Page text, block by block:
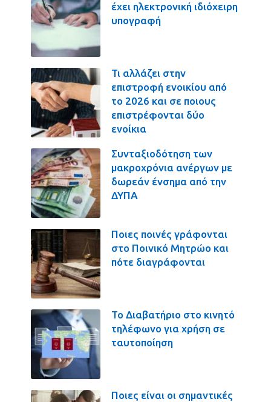
έχει ηλεκτρονική ιδιόχειρη
υπογραφή
Τι αλλάζει στην
επιστροφή ενοικίου από
το 2026 και σε ποιους
επιστρέφονται δύο
ενοίκια
Συνταξιοδότηση των
μακροχρόνια ανέργων με
δωρεάν ένσημα από την
ΔΥΠΑ
Ποιες ποινές γράφονται
στο Ποινικό Μητρώο και
πότε διαγράφονται
Το Διαβατήριο στο κινητό
τηλέφωνο για χρήση σε
ταυτοποίηση
Ποιες είναι οι σημαντικές